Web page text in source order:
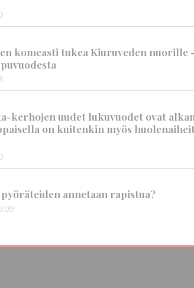
komeasti tukea Kiuruveden nuorille
kerhojen uudet lukuvuodet ovat
on kuitenkin myös
annetaan rapistua?